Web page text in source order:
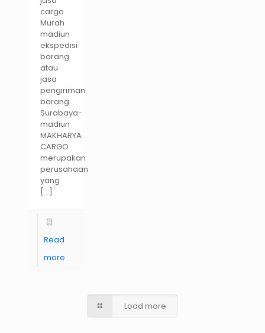
cargo
Murah
madiun
ekspedisi
barang
atau
jasa
pengiriman
barang
Surabaya-
madiun
MAKHARYA
CARGO
merupakan
perusahaan
yang
[…]
Read
more
Load more